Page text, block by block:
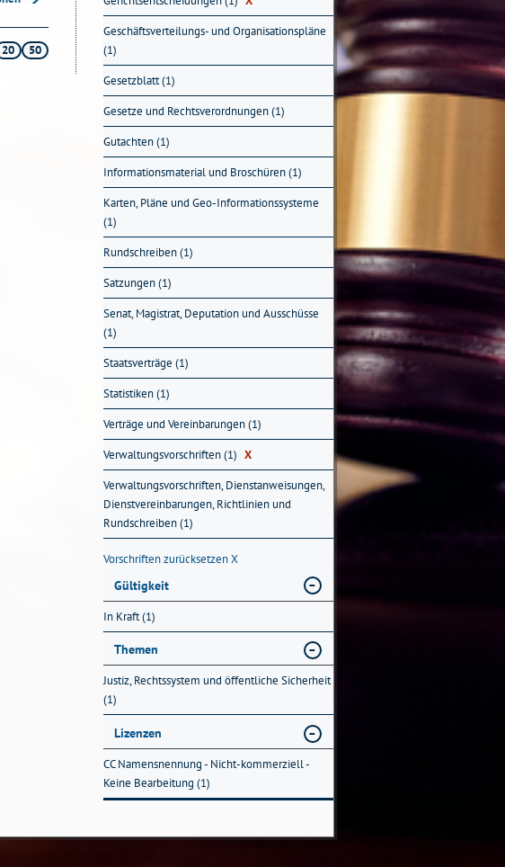
20 50
Geschäftsverteilungs- und Organisationspläne
(1)
Gesetzblatt (1)
Gesetze und Rechtsverordnungen (1)
Gutachten (1)
Informationsmaterial und Broschüren (1)
Karten, Pläne und Geo-Informationssysteme
(1)
Rundschreiben (1)
Satzungen (1)
Senat, Magistrat, Deputation und Ausschüsse
(1)
Staatsverträge (1)
Statistiken (1)
Verträge und Vereinbarungen (1)
Verwaltungsvorschriften (1) X
Verwaltungsvorschriften, Dienstanweisungen,
Dienstvereinbarungen, Richtlinien und
Rundschreiben (1)
Vorschriften zurücksetzenX
Gültigkeit
In Kraft (1)
Themen
Justiz, Rechtssystem und öffentliche Sicherheit
(1)
Lizenzen
CC Namensnennung - Nicht-kommerziell -
Keine Bearbeitung (1)